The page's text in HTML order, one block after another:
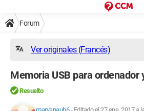
Forum
Ver originales (Francés)
Memoria USB para ordenador
Resuelto